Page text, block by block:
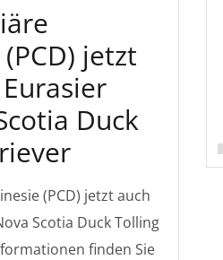
jetzt
Duck
(PCD) jetzt auch
Scotia Duck Tolling
finden Sie